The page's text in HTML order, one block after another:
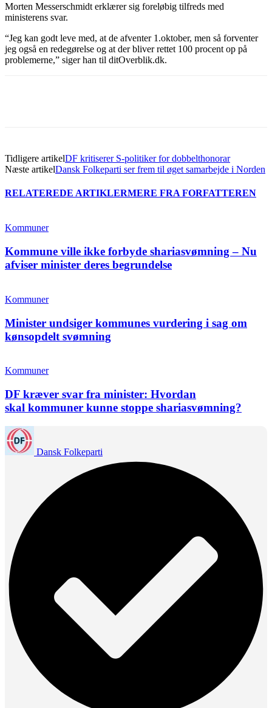
Morten Messerschmidt erklærer sig foreløbig tilfreds med
ministerens svar.
“Jeg kan godt leve med, at de afventer 1.oktober, men så forventer
jeg også en redegørelse og at der bliver rettet 100 procent op på
problemerne,” siger han til ditOverblik.dk.
Tidligere artikelDF kritiserer S-politiker for dobbelthonorar
Næste artikelDansk Folkeparti ser frem til øget samarbejde i Norden
RELATEREDE ARTIKLERMERE FRA FORFATTEREN
Kommuner
Kommune ville ikke forbyde shariasvømning – Nu
afviser minister deres begrundelse
Kommuner
Minister undsiger kommunes vurdering i sag om
kønsopdelt svømning
Kommuner
DF kræver svar fra minister: Hvordan
skal kommuner kunne stoppe shariasvømning?
Dansk Folkeparti